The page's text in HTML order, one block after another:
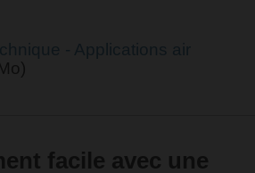
facile avec une